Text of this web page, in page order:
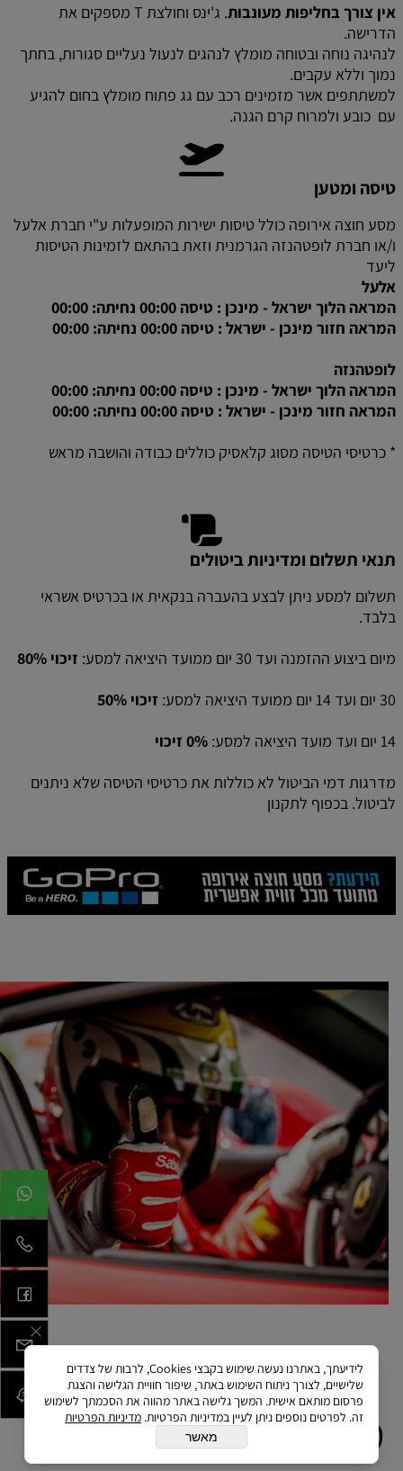
אין צורך בחליפות מעונבות
. ג'ינס וחולצת T מספקים את
הדרישה.
לנהיגה נוחה ובטוחה מומלץ לנהגים לנעול נעליים סגורות, בחתך
נמוך וללא עקבים.
למשתתפים אשר מזמינים רכב עם גג פתוח מומלץ בחום להגיע
עם כובע ולמרוח קרם הגנה.
טיסה ומטען
מסע חוצה אירופה כולל טיסות ישירות המופעלות ע"י חברת אלעל
ו/או חברת לופטהנזה הגרמנית וזאת בהתאם לזמינות הטיסות
ליעד
אלעל
המראה הלוך ישראל - מינכן : טיסה 00:00 נחיתה: 00:00
המראה חזור מינכן - ישראל : טיסה 00:00 נחיתה: 00:00
לופטהנזה
המראה הלוך ישראל - מינכן : טיסה 00:00 נחיתה: 00:00
המראה חזור מינכן - ישראל : טיסה 00:00 נחיתה: 00:00
* כרטיסי הטיסה מסוג קלאסיק כוללים כבודה והושבה מראש
תנאי תשלום ומדיניות ביטולים
תשלום למסע ניתן לבצע בהעברה בנקאית או בכרטיס אשראי
בלבד.
מיום ביצוע ההזמנה ועד 30 יום ממועד היציאה למסע:
זיכוי 80%
30 יום ועד 14 יום ממועד היציאה למסע:
זיכוי 50%
14 יום ועד מועד היציאה למסע:
מדרגות דמי הביטול לא כוללות את כרטיסי הטיסה שלא ניתנים
לביטול. בכפוף לתקנון
המדריכים שלנו...
מה כלול בעסקה ?
לידיעתך, באתרנו נעשה שימוש בקבצי Cookies, לרבות של צדדים
שלישיים, לצורך ניתוח השימוש באתר, שיפור חוויית הגלישה והצגת
פרסום מותאם אישית. המשך גלישה באתר מהווה את הסכמתך לשימוש
זה. לפרטים נוספים ניתן לעיין במדיניות הפרטיות. מדיניות הפרטיות
מאשר